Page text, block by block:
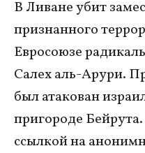
В Ливане убит
признанного
Евросоюзе
Салех аль-Арури.
был атакован
пригороде
ссылкой на